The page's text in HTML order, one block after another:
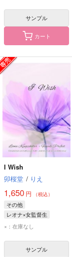
サンプル
カート
I Wish
卯桜堂 / りえ
1,650 円 （税込）
その他
レオナ×女監督生
レオナ・キングスカラー
×：在庫なし
サンプル